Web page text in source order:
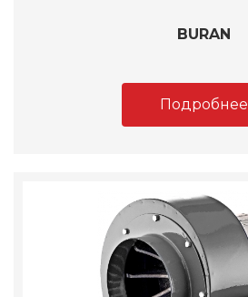
BURAN
Подробнее